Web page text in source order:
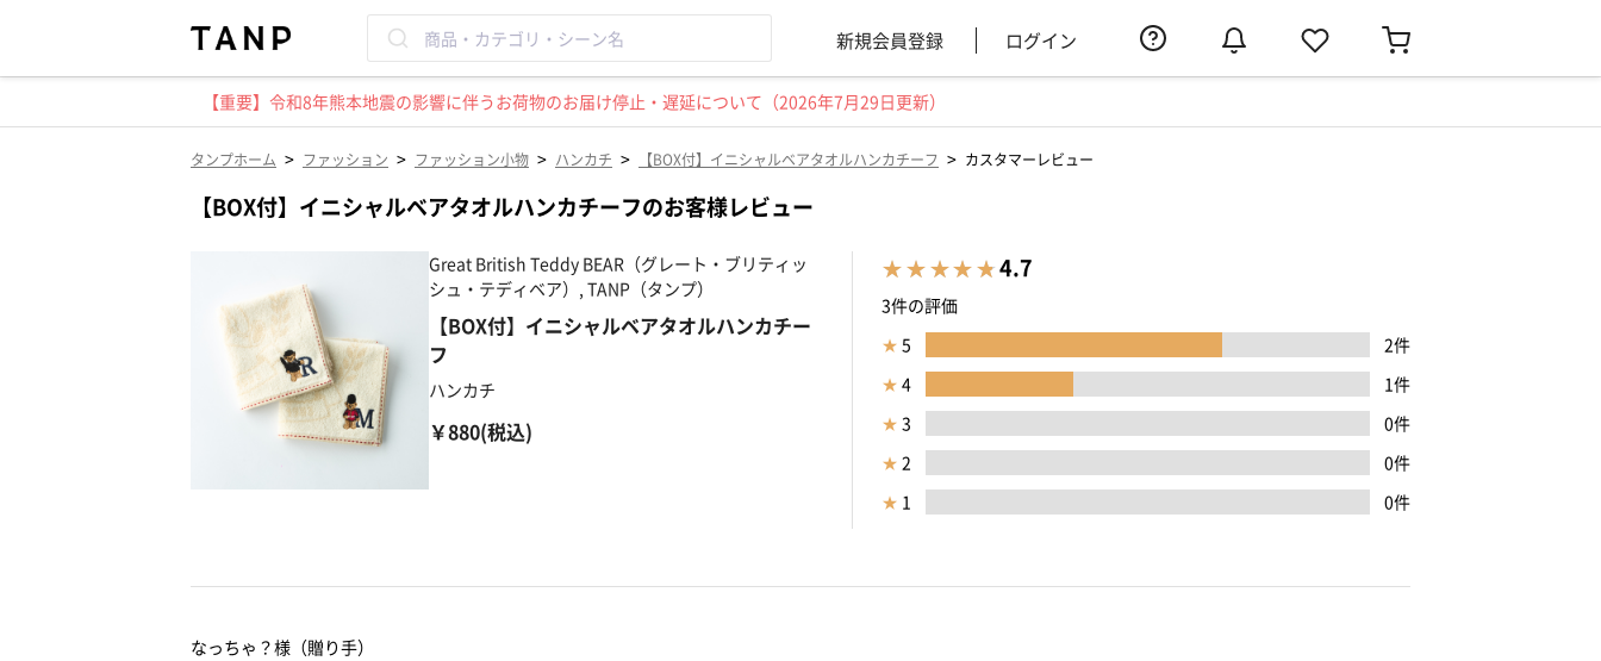
新規会員登録 ログイン
【重要】令和8年熊本地震の影響に伴うお荷物のお届け停止・遅延について（2026年7月29日更新）
タンプホーム > ファッション > ファッション小物 > ハンカチ > 【BOX付】イニシャルベアタオルハンカチーフ > カスタマーレビュー
【BOX付】イニシャルベアタオルハンカチーフのお客様レビュー
Great British Teddy BEAR（グレート・ブリティッ
シュ・テディベア）, TANP（タンプ）
【BOX付】イニシャルベアタオルハンカチー
フ
ハンカチ
￥880(税込)
4.7
3件の評価
★ 5
2件
★ 4
1件
★ 3
0件
★ 2
0件
★ 1 0件